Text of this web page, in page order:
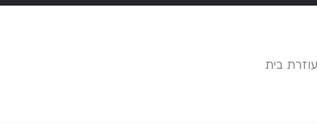
עוזרת בית